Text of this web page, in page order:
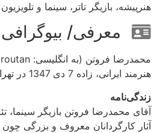
هنرپیشه، بازیگر تاتر، سینما و تلویزیون
معرفی/
هنرمند ایرانی، زاده 7 دی 1347 در تهران است.
زندگی‌نامه
آقای محمدرضا فروتن بازیگر سینما،
آثار کارگردانان معروف و بزرگی